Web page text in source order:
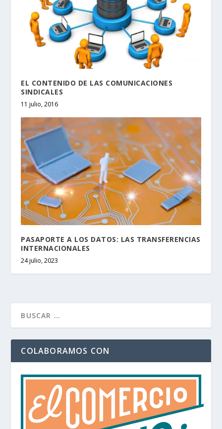
EL CONTENIDO DE LAS COMUNICACIONES
SINDICALES
11 julio, 2016
PASAPORTE A LOS DATOS: LAS TRANSFERENCIAS
INTERNACIONALES
24 julio, 2023
COLABORAMOS CON